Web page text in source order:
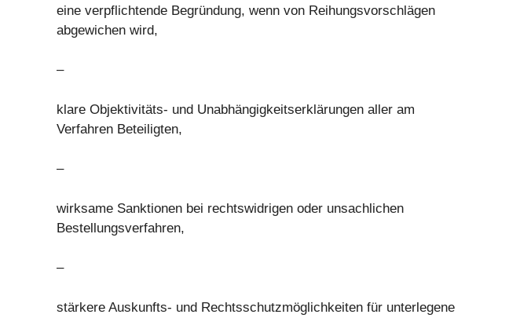
eine verpflichtende Begründung, wenn von Reihungsvorschlägen
abgewichen wird,
–
klare Objektivitäts- und Unabhängigkeitserklärungen aller am
Verfahren Beteiligten,
–
wirksame Sanktionen bei rechtswidrigen oder unsachlichen
Bestellungsverfahren,
–
stärkere Auskunfts- und Rechtsschutzmöglichkeiten für unterlegene